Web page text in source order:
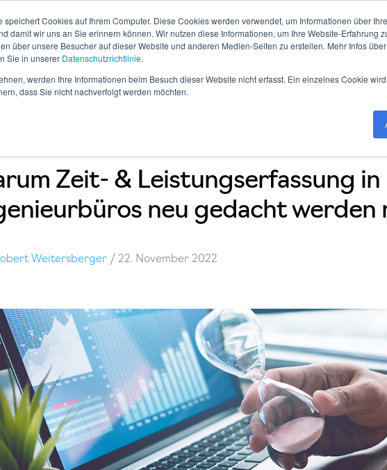
speichert Cookies auf Ihrem Computer. Diese Cookies werden verwendet, um Informationen über
damit wir uns an Sie erinnern können. Wir nutzen diese Informationen, um Ihre Website-Erfahrung
über unsere Besucher auf dieser Website und anderen Medien-Seiten zu erstellen. Mehr Infos
Sie in unserer Datenschutzrichtlinie.
werden Ihre Informationen beim Besuch dieser Website nicht erfasst. Ein einzelnes Cookie
dass Sie nicht nachverfolgt werden möchten.
Business Software Live-Demos
Zeit- & Leistungserfassung in
neu gedacht werden
Weitersberger / 22. November 2022